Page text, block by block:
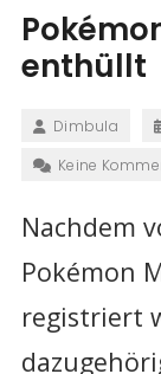
enthüllt
Dimbula
Keine
Nachdem
Pokémon
registriert